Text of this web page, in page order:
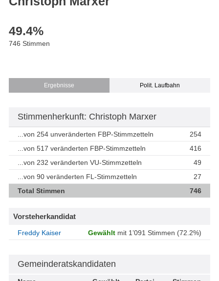
49.4%
746 Stimmen
Ergebnisse Polit. Laufbahn
Stimmenherkunft: Christoph Marxer
...von 254 unveränderten FBP-Stimmzetteln
254
...von 517 veränderten FBP-Stimmzetteln
416
...von 232 veränderten VU-Stimmzetteln
49
...von 90 veränderten FL-Stimmzetteln
27
Total Stimmen
746
Vorsteherkandidat
Freddy Kaiser Gewählt mit 1’091 Stimmen (72.2%)
Gemeinderatskandidaten